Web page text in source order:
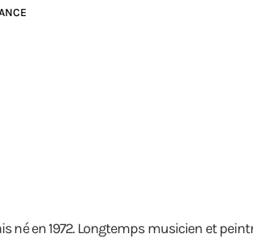
né en 1972. Longtemps musicien et